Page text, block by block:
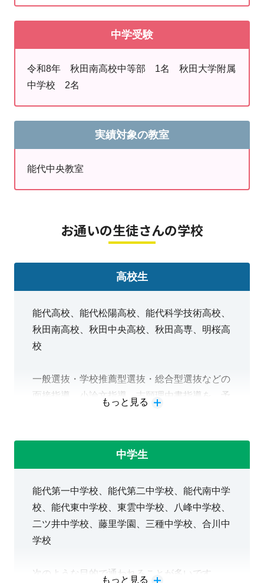
もちろんのこと、学校の勉強についていけないというお悩みを
持つ生徒さん、学校に登校することが難しい生徒さん、得意不
得意の差がある生徒さんにも幅広くご通塾いただいています。
塾生はいつでも自習できるスペース
があること
→塾生であれば、誰でもいつでも利用可能です。
④教室長の指導歴が長いこと
→今年度で教室長歴が11年になりました。大学生の時は、4年
の受験を熟知しています。
「将来の夢を叶えるために、○○高校、△△大学に入りたい！」
「苦手だけど勉強を頑張りたい…！」
たいという気持ちに、講師一同応えます。
”やればできる”の記憶をつくってみませんか？一緒に頑張りま
校、能代高校、能代松陽高校、能代科学技術高
校、北鷹高校、一関修紅高校
中学受験
令和8年 秋田南高校中等部 1名 秋田大学附属
中学校 2名
実績対象の教室
能代中央教室
お通いの生徒さんの学校
高校生
能代高校、能代松陽高校、能代科学技術高校、
秋田南高校、秋田中央高校、秋田高専、明桜高
校
一般選抜・学校推薦型選抜・総合型選抜などの
面接指導、小論文指導、志願理由書指導を、予
□数学の授業進度についていくために予習をし
□英検対策をしたい
もっと見る
中学生
能代第一中学校、能代第二中学校、能代南中学
校、能代東中学校、東雲中学校、八峰中学校、
二ツ井中学校、藤里学園、三種中学校、合川中
学校
次のような目的で通われることが多いです。
もっと見る